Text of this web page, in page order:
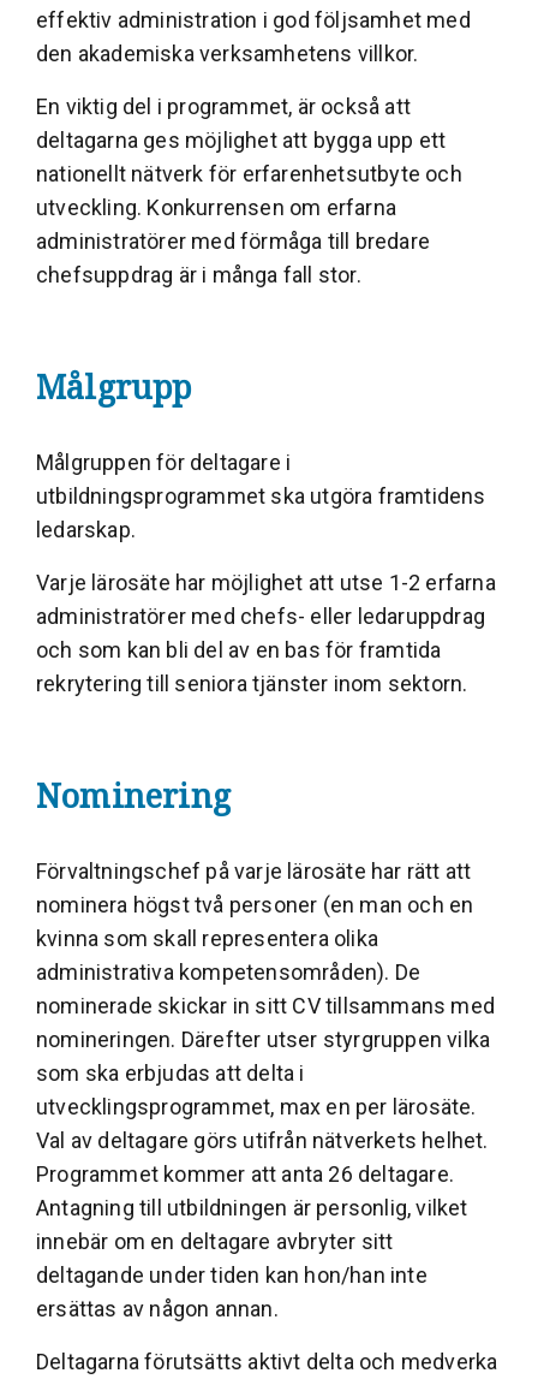
effektiv administration i god följsamhet med
den akademiska verksamhetens villkor.
En viktig del i programmet, är också att
deltagarna ges möjlighet att bygga upp ett
nationellt nätverk för erfarenhetsutbyte och
utveckling. Konkurrensen om erfarna
administratörer med förmåga till bredare
chefsuppdrag är i många fall stor.
Målgrupp
Målgruppen för deltagare i
utbildningsprogrammet ska utgöra framtidens
ledarskap.
Varje lärosäte har möjlighet att utse 1-2 erfarna
administratörer med chefs- eller ledaruppdrag
och som kan bli del av en bas för framtida
rekrytering till seniora tjänster inom sektorn.
Nominering
Förvaltningschef på varje lärosäte har rätt att
nominera högst två personer (en man och en
kvinna som skall representera olika
administrativa kompetensområden). De
nominerade skickar in sitt CV tillsammans med
nomineringen. Därefter utser styrgruppen vilka
som ska erbjudas att delta i
utvecklingsprogrammet, max en per lärosäte.
Val av deltagare görs utifrån nätverkets helhet.
Programmet kommer att anta 26 deltagare.
Antagning till utbildningen är personlig, vilket
innebär om en deltagare avbryter sitt
deltagande under tiden kan hon/han inte
ersättas av någon annan.
Deltagarna förutsätts aktivt delta och medverka